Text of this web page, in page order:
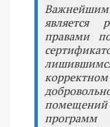
является
правами